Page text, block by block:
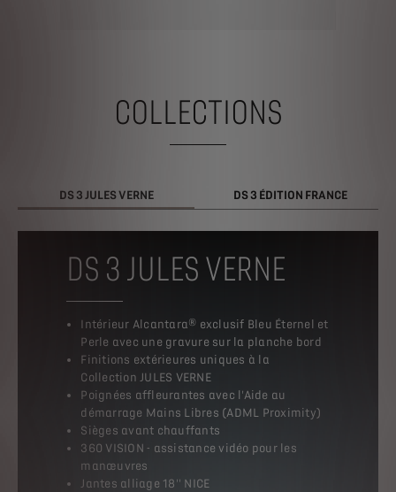
COLLECTIONS
DS 3 JULES VERNE DS 3 ÉDITION FRANCE
DS 3 JULES VERNE
Intérieur Alcantara® exclusif Bleu Éternel et
Perle avec une gravure sur la planche bord
Finitions extérieures uniques à la
Collection JULES VERNE
Poignées affleurantes avec l'Aide au
démarrage Mains Libres (ADML Proximity)
Sièges avant chauffants
360 VISION - assistance vidéo pour les
manœuvres
Jantes alliage 18'' NICE